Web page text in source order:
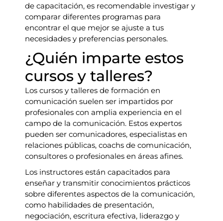
de capacitación, es recomendable investigar y
comparar diferentes programas para
encontrar el que mejor se ajuste a tus
necesidades y preferencias personales.
¿Quién imparte estos
cursos y talleres?
Los cursos y talleres de formación en
comunicación suelen ser impartidos por
profesionales con amplia experiencia en el
campo de la comunicación. Estos expertos
pueden ser comunicadores, especialistas en
relaciones públicas, coachs de comunicación,
consultores o profesionales en áreas afines.
Los instructores están capacitados para
enseñar y transmitir conocimientos prácticos
sobre diferentes aspectos de la comunicación,
como habilidades de presentación,
negociación, escritura efectiva, liderazgo y